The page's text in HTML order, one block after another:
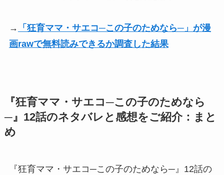
→
「狂育ママ・サエコ─この子のためなら─」が漫
画rawで無料読みできるか調査した結果
『狂育ママ・サエコ─この子のためなら
─』12話のネタバレと感想をご紹介：まと
め
『狂育ママ・サエコ─この子のためなら─』12話の